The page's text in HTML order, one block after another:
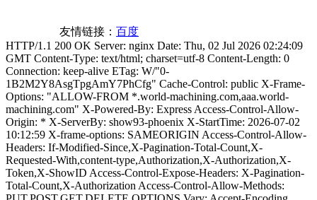
友情链接： 百度
HTTP/1.1 200 OK Server: nginx Date: Thu, 02 Jul 2026 02:24:09
GMT Content-Type: text/html; charset=utf-8 Content-Length: 0
Connection: keep-alive ETag: W/"0-
1B2M2Y8AsgTpgAmY7PhCfg" Cache-Control: public X-Frame-
Options: "ALLOW-FROM *.world-machining.com,aaa.world-
machining.com" X-Powered-By: Express Access-Control-Allow-
Origin: * X-ServerBy: show93-phoenix X-StartTime: 2026-07-02
10:12:59 X-frame-options: SAMEORIGIN Access-Control-Allow-
Headers: If-Modified-Since,X-Pagination-Total-Count,X-
Requested-With,content-type,Authorization,X-Authorization,X-
Token,X-ShowID Access-Control-Expose-Headers: X-Pagination-
Total-Count,X-Authorization Access-Control-Allow-Methods: